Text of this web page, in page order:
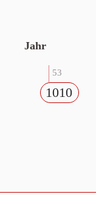
Jahr
53
1010